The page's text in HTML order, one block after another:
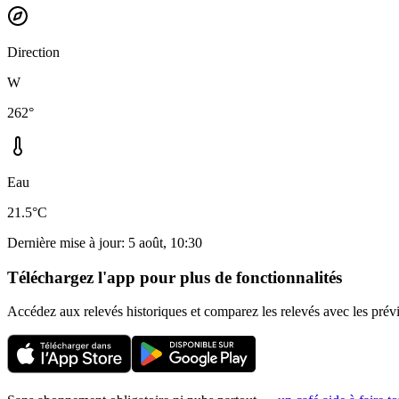
Direction
W
262°
Eau
21.5°C
Dernière mise à jour: 5 août, 10:30
Téléchargez l'app pour plus de fonctionnalités
Accédez aux relevés historiques et comparez les relevés avec les